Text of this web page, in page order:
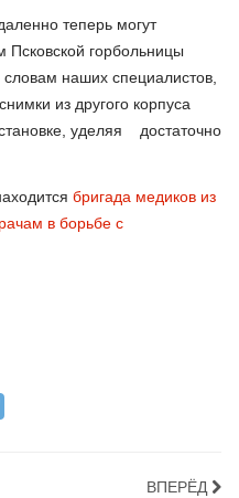
теперь могут
Псковской горбольницы
словам наших специалистов,
из другого корпуса
уделяя достаточно
бригада медиков из
в борьбе с
ВПЕРЁД